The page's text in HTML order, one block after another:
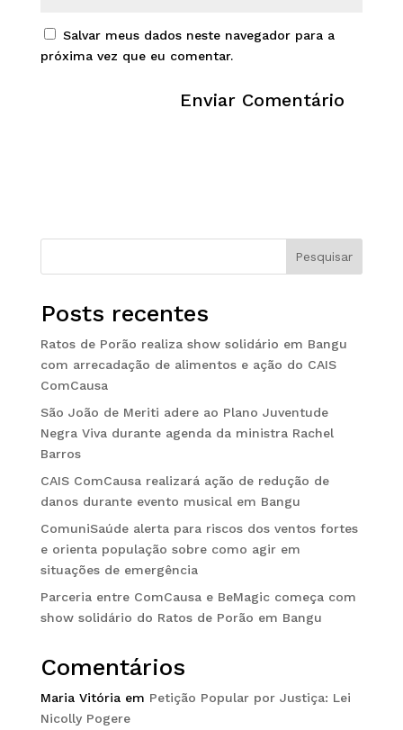
Salvar meus dados neste navegador para a
próxima vez que eu comentar.
Pesquisar
Posts recentes
Ratos de Porão realiza show solidário em Bangu
com arrecadação de alimentos e ação do CAIS
ComCausa
São João de Meriti adere ao Plano Juventude
Negra Viva durante agenda da ministra Rachel
Barros
CAIS ComCausa realizará ação de redução de
danos durante evento musical em Bangu
ComuniSaúde alerta para riscos dos ventos fortes
e orienta população sobre como agir em
situações de emergência
Parceria entre ComCausa e BeMagic começa com
show solidário do Ratos de Porão em Bangu
Comentários
Maria Vitóriaem Petição Popular por Justiça: Lei
Nicolly Pogere